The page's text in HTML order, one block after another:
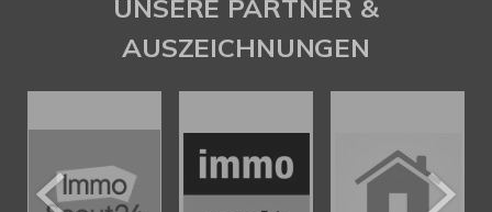
UNSERE PARTNER &
AUSZEICHNUNGEN